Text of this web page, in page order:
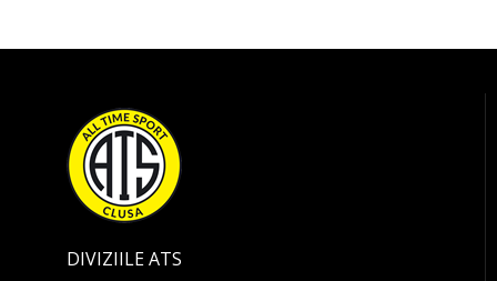
DIVIZIILE ATS